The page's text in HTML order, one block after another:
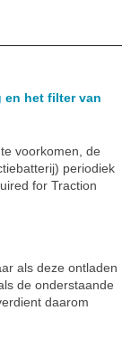
en het filter van
voorkomen, de
periodiek
for Traction
als deze ontladen
de onderstaande
daarom